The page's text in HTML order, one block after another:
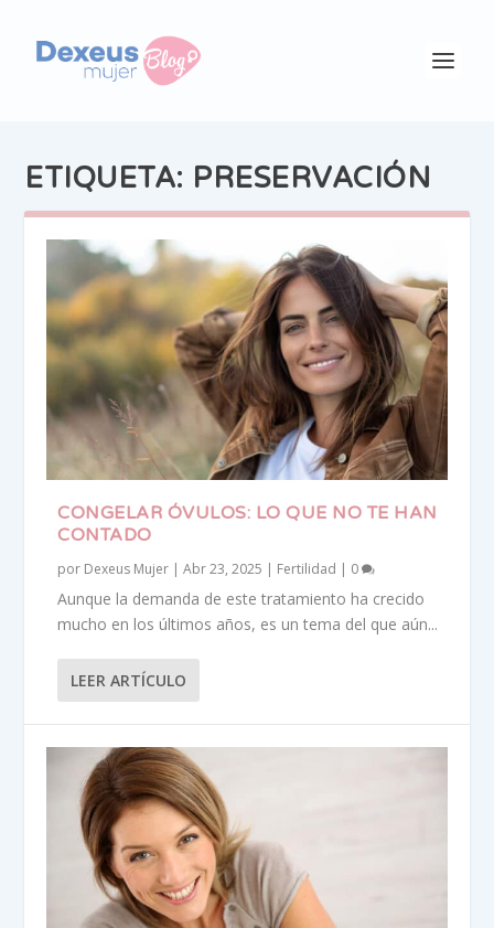
ETIQUETA: PRESERVACIÓN
CONGELAR ÓVULOS: LO QUE NO TE HAN
CONTADO
por Dexeus Mujer |Abr 23, 2025 | Fertilidad | 0
Aunque la demanda de este tratamiento ha crecido
mucho en los últimos años, es un tema del que aún...
LEER ARTÍCULO